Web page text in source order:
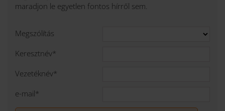
maradjon le egyetlen fontos hírről sem.
Megszólítás
Keresztnév*
Vezetéknév*
e-mail*